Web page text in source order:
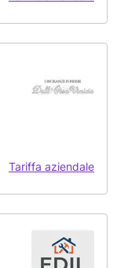
Tariffa aziendale